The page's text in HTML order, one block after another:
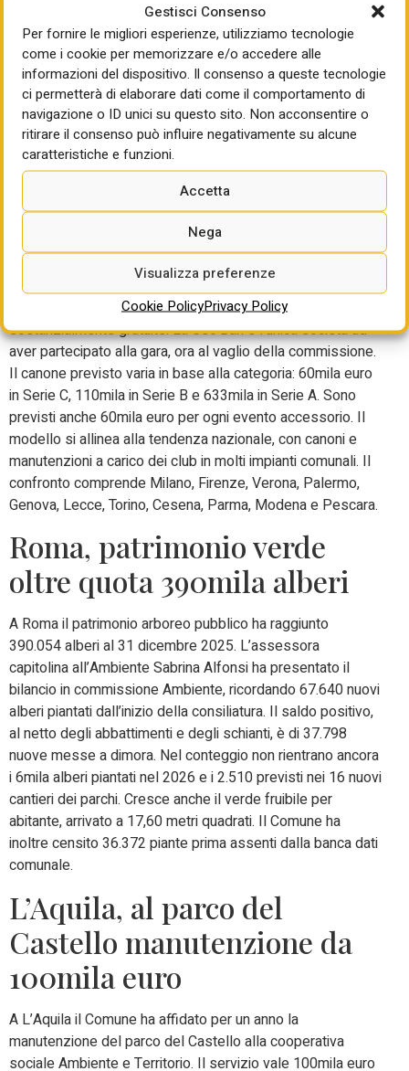
Gestisci Consenso
Per fornire le migliori esperienze, utilizziamo tecnologie
come i cookie per memorizzare e/o accedere alle
informazioni del dispositivo. Il consenso a queste tecnologie
ci permetterà di elaborare dati come il comportamento di
navigazione o ID unici su questo sito. Non acconsentire o
ritirare il consenso può influire negativamente su alcune
caratteristiche e funzioni.
Accetta
Nega
Visualizza preferenze
Cookie PolicyPrivacy Policy
Terrile rivendicano la chiusura di un progetto definito inutile,
impattante e non interamente finanziato. Il centrodestra
accusa l’amministrazione di aver tradito la promessa di
salvare i fondi per opere alternative in Valbisagno. Nella
stessa variazione compaiono anche 3,5 milioni accantonati
per il possibile mancato gettito della tassa sugli imbarchi.
Bari, il San Nicola verso una
concessione con canoni
variabili
A Bari il nuovo bando per lo stadio San Nicola introduce un
canone annuo dopo 36 anni di concessioni
sostanzialmente gratuite. La Ssc Bari è l’unica società ad
aver partecipato alla gara, ora al vaglio della commissione.
Il canone previsto varia in base alla categoria: 60mila euro
in Serie C, 110mila in Serie B e 633mila in Serie A. Sono
previsti anche 60mila euro per ogni evento accessorio. Il
modello si allinea alla tendenza nazionale, con canoni e
manutenzioni a carico dei club in molti impianti comunali. Il
confronto comprende Milano, Firenze, Verona, Palermo,
Genova, Lecce, Torino, Cesena, Parma, Modena e Pescara.
Roma, patrimonio verde
oltre quota 390mila alberi
A Roma il patrimonio arboreo pubblico ha raggiunto
390.054 alberi al 31 dicembre 2025. L’assessora
capitolina all’Ambiente Sabrina Alfonsi ha presentato il
bilancio in commissione Ambiente, ricordando 67.640 nuovi
alberi piantati dall’inizio della consiliatura. Il saldo positivo,
al netto degli abbattimenti e degli schianti, è di 37.798
nuove messe a dimora. Nel conteggio non rientrano ancora
i 6mila alberi piantati nel 2026 e i 2.510 previsti nei 16 nuovi
cantieri dei parchi. Cresce anche il verde fruibile per
abitante, arrivato a 17,60 metri quadrati. Il Comune ha
inoltre censito 36.372 piante prima assenti dalla banca dati
comunale.
L’Aquila, al parco del
Castello manutenzione da
100mila euro
A L’Aquila il Comune ha affidato per un anno la
manutenzione del parco del Castello alla cooperativa
sociale Ambiente e Territorio. Il servizio vale 100mila euro